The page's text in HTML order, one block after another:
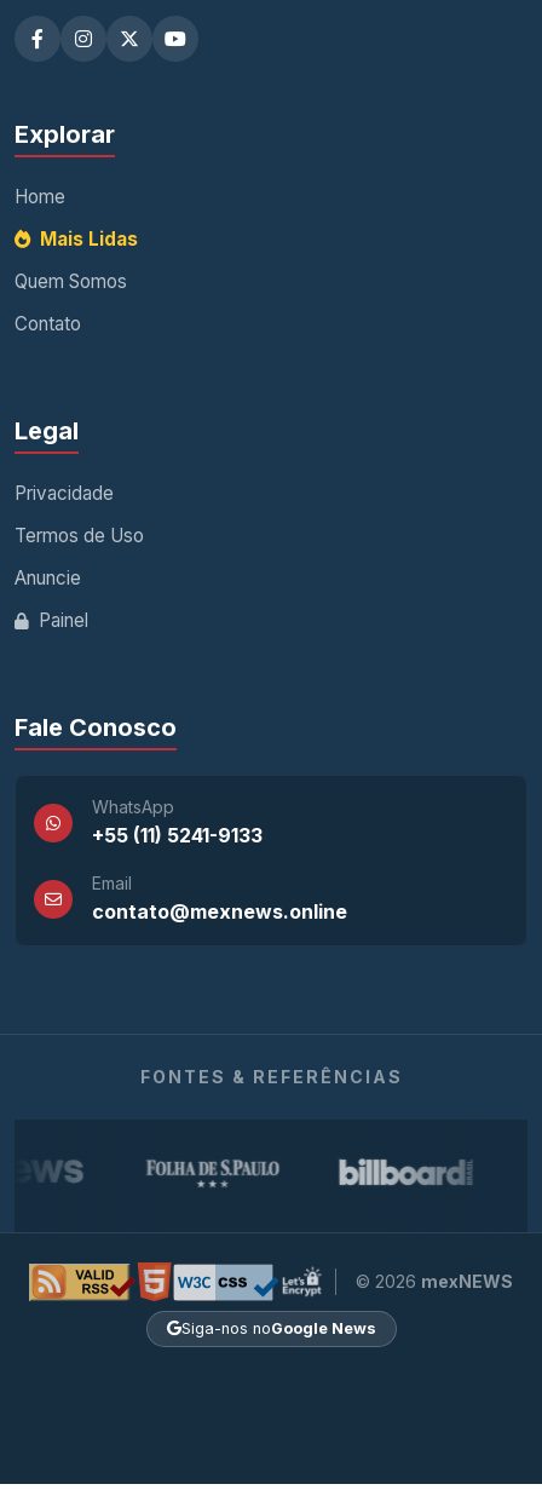
Explorar
Home
Mais Lidas
Quem Somos
Contato
Legal
Privacidade
Termos de Uso
Anuncie
Painel
Fale Conosco
WhatsApp
+55 (11) 5241-9133
Email
contato@mexnews.online
FONTES & REFERÊNCIAS
© 2026 mexNEWS
Siga-nos noGoogle News